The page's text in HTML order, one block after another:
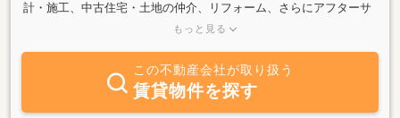
計・施工、中古住宅・土地の仲介、リフォーム、さらにアフターサ
ービスに至るまでトータルにサポートします。地域に密着するハウ
るのも私たちの強みです。確かな提案力と高い技術力でお客様のご
要望にしっかりとお応えし、一邸一邸、丁寧に真心込めてお客様の
大切な家づくりのお手伝いをさせていただきます。
もっと見る
この不動産会社が取り扱う
賃貸物件を探す